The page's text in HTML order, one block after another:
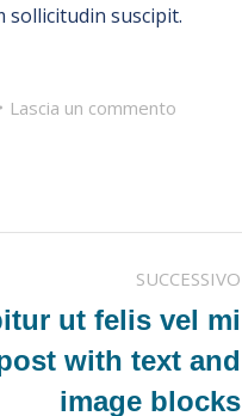
sollicitudin suscipit.
Lascia un commento
SUCCESSIVO
ut felis vel mi
with text and
image blocks